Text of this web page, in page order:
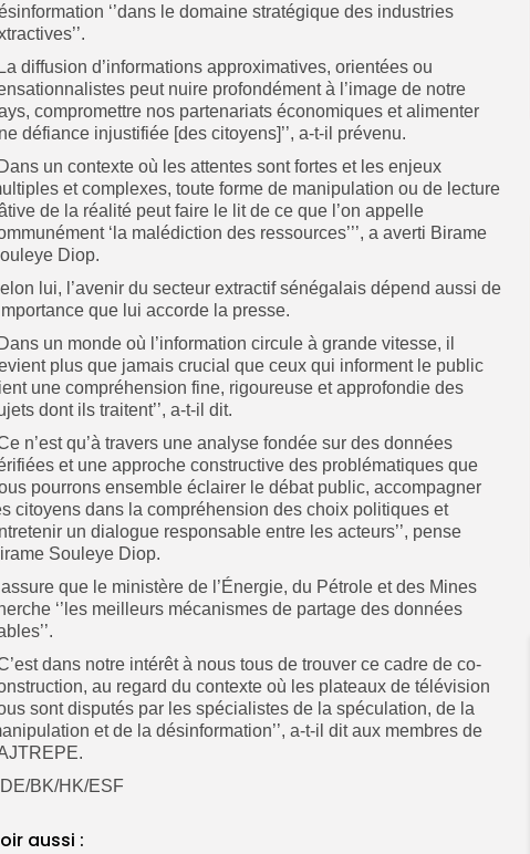
‘’dans le domaine stratégique des industries
diffusion d’informations approximatives, orientées ou
peut nuire profondément à l’image de notre
compromettre nos partenariats économiques et alimenter
défiance injustifiée [des citoyens]’’, a-t-il prévenu.
un contexte où les attentes sont fortes et les enjeux
et complexes, toute forme de manipulation ou de lecture
de la réalité peut faire le lit de ce que l’on appelle
‘la malédiction des ressources’’’, a averti Birame
Diop.
lui, l’avenir du secteur extractif sénégalais dépend aussi de
que lui accorde la presse.
un monde où l’information circule à grande vitesse, il
plus que jamais crucial que ceux qui informent le public
une compréhension fine, rigoureuse et approfondie des
dont ils traitent’’, a-t-il dit.
n’est qu’à travers une analyse fondée sur des données
et une approche constructive des problématiques que
pourrons ensemble éclairer le débat public, accompagner
citoyens dans la compréhension des choix politiques et
un dialogue responsable entre les acteurs’’, pense
Souleye Diop.
que le ministère de l’Énergie, du Pétrole et des Mines
‘’les meilleurs mécanismes de partage des données
dans notre intérêt à nous tous de trouver ce cadre de co-
au regard du contexte où les plateaux de télévision
sont disputés par les spécialistes de la spéculation, de la
et de la désinformation’’, a-t-il dit aux membres de
BK/HK/ESF
aussi :